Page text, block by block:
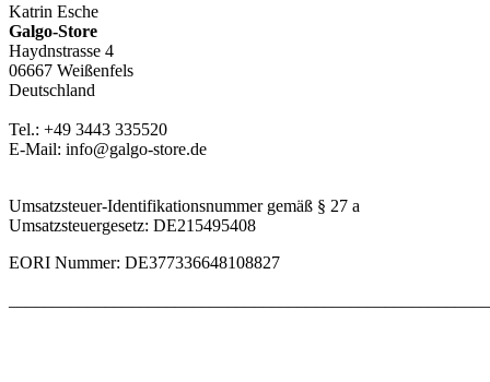
Katrin Esche
Galgo-Store
Haydnstrasse 4
06667 Weißenfels
Deutschland
Tel.: +49 3443 335520
E-Mail: info@galgo-store.de
Umsatzsteuer-Identifikationsnummer gemäß § 27 a
Umsatzsteuergesetz: DE215495408
EORI Nummer: DE377336648108827